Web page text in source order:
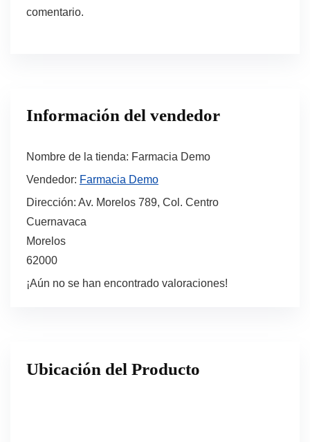
comentario.
Información del vendedor
Nombre de la tienda: Farmacia Demo
Vendedor: Farmacia Demo
Dirección: Av. Morelos 789, Col. Centro
Cuernavaca
Morelos
62000
¡Aún no se han encontrado valoraciones!
Ubicación del Producto